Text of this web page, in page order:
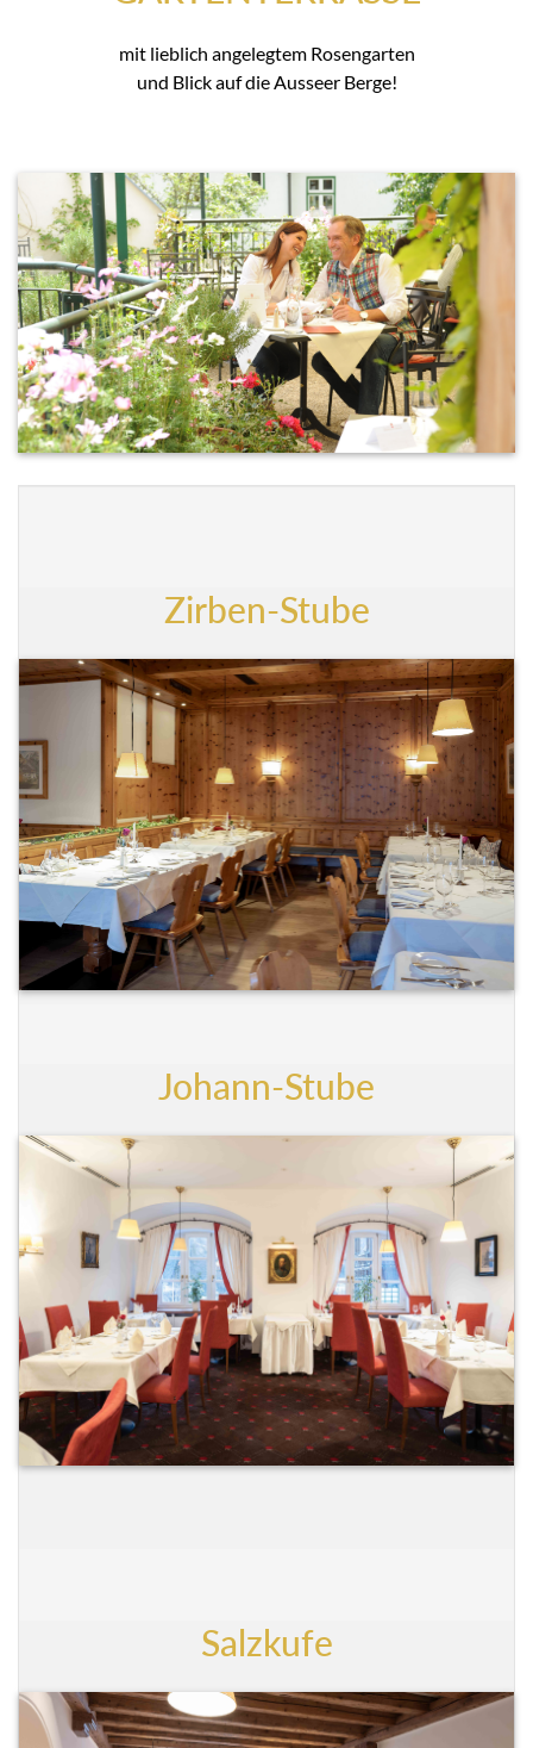
mit lieblich angelegtem Rosengarten
und Blick auf die Ausseer Berge!
Zirben-Stube
Johann-Stube
Salzkufe